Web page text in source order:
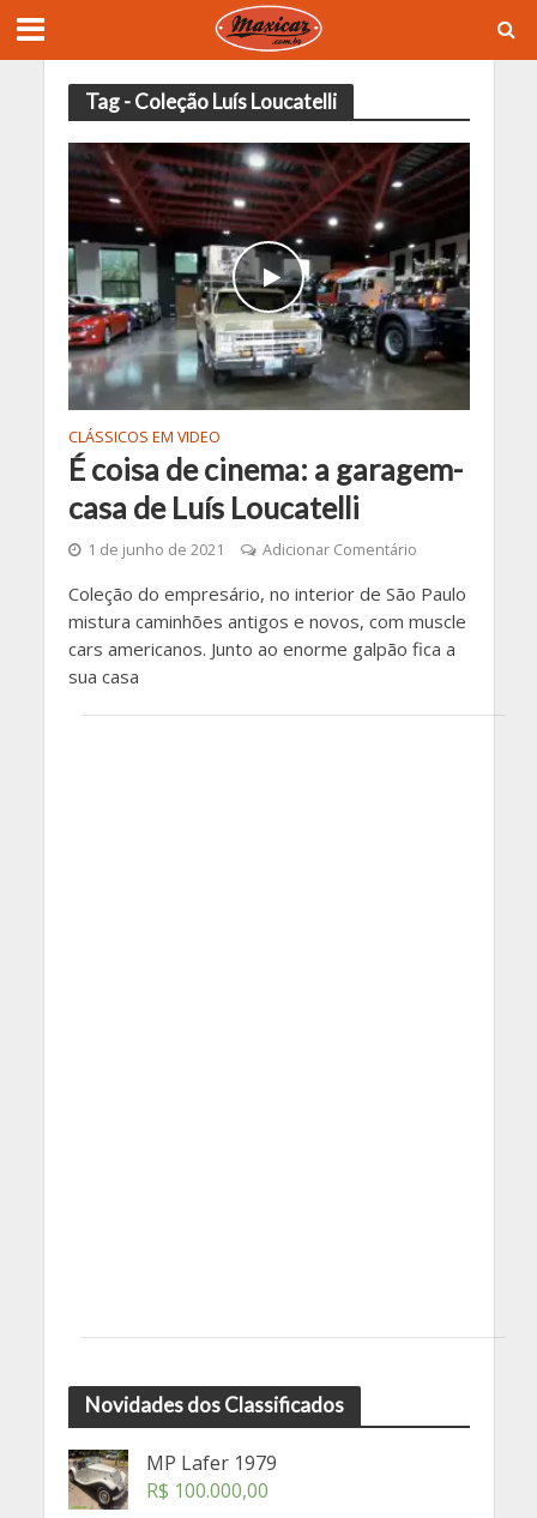
Tag - Coleção Luís Loucatelli
CLÁSSICOS EM VIDEO
É coisa de cinema: a garagem-
casa de Luís Loucatelli
1 de junho de 2021 Adicionar Comentário
Coleção do empresário, no interior de São Paulo
mistura caminhões antigos e novos, com muscle
cars americanos. Junto ao enorme galpão fica a
sua casa
Novidades dos Classificados
MP Lafer 1979
R$ 100.000,00